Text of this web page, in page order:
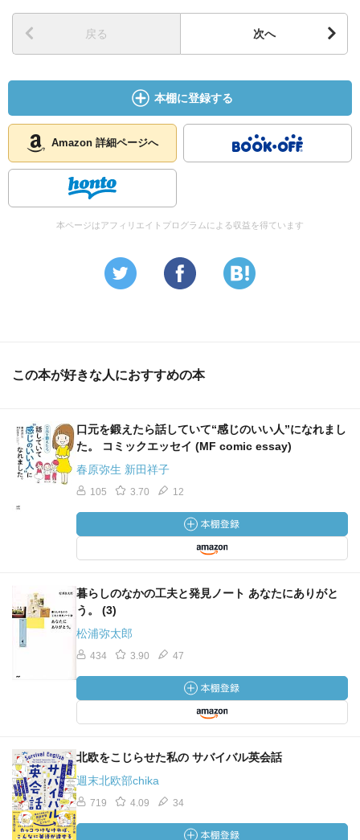
戻る 次へ
本棚に登録する
Amazon 詳細ページへ
本ページはアフィリエイトプログラムによる収益を得ています
この本が好きな人におすすめの本
口元を鍛えたら話していて“感じのいい人”になれまし
た。 コミックエッセイ (MF comic essay)
春原弥生 新田祥子
105 3.70 12
暮らしのなかの工夫と発見ノート あなたにありがと
う。 (3)
松浦弥太郎
434 3.90 47
北欧をこじらせた私の サバイバル英会話
週末北欧部chika
719 4.09 34